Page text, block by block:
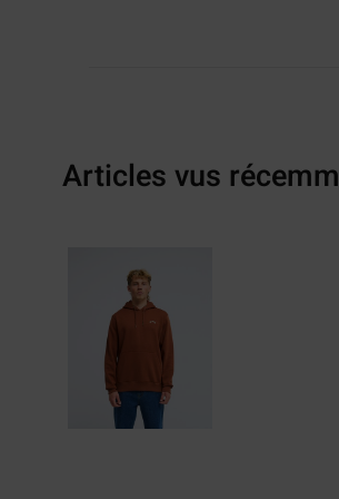
Articles vus